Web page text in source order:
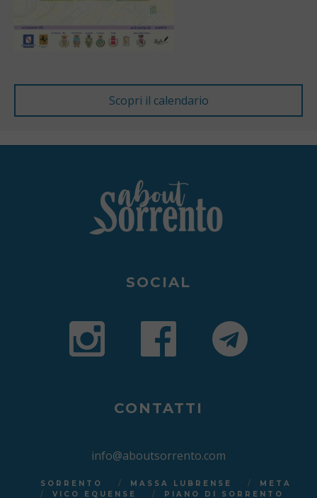
SOCIAL
CONTATTI
info@aboutsorrento.com
SORRENTO MASSA LUBRENSE
META
VICO EQUENSE
PIANO DI SORRENTO